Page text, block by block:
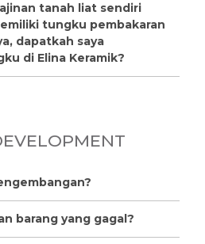
tanah liat sendiri
tungku pembakaran
dapatkah saya
di Elina Keramik?
barang yang gagal?